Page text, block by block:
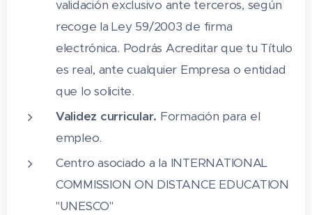
una actuación profesional integrada
3.4 Seguridad y cooperación en la
utilización de medios y realización de
actividades
3.5 Cuestionario: cuestionario
4 Documentación básica del almacén
4.2 Notas de entrega
2.3 Actividades: clasificación,
configuración de las empresas
3 Organización de la empresa
empresa
empresa
validación exclusivo ante terceros, según
recoge la Ley 59/2003 de firma
electrónica. Podrás Acreditar que tu Título
es real, ante cualquier Empresa o entidad
que lo solicite.
Validez curricular. Formación para el
empleo.
Centro asociado a la INTERNATIONAL
COMMISSION ON DISTANCE EDUCATION
"UNESCO"